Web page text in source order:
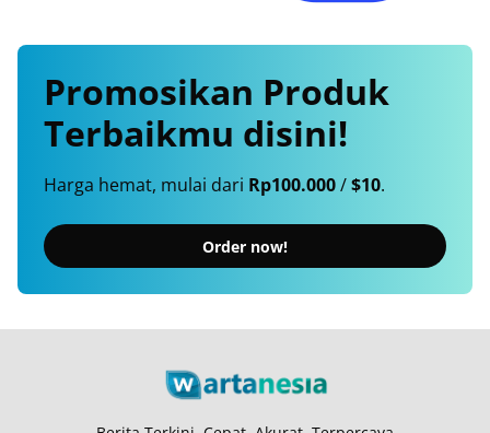
Promosikan Produk
Terbaikmu disini!
Harga hemat, mulai dari Rp100.000/$10.
Order now!